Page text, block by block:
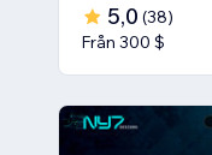
5,0 (38)
Från 300 $